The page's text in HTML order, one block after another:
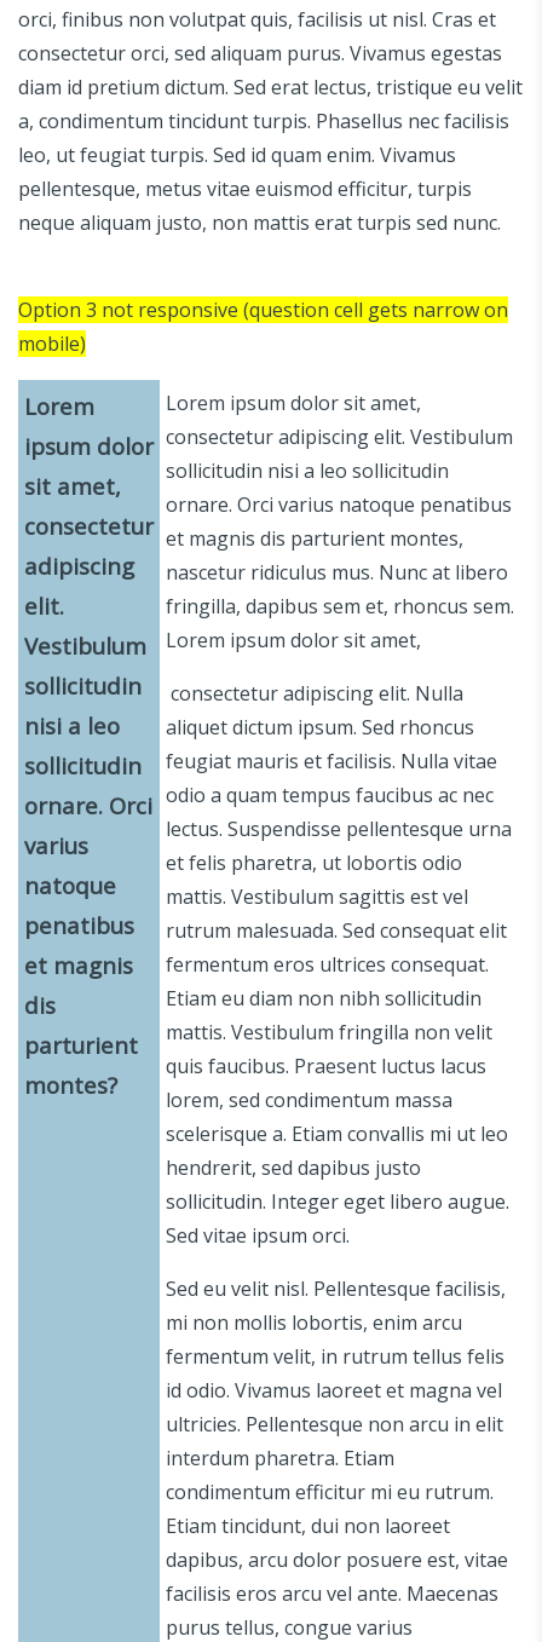
orci, finibus non volutpat quis, facilisis ut nisl. Cras et
consectetur orci, sed aliquam purus. Vivamus egestas
diam id pretium dictum. Sed erat lectus, tristique eu velit
a, condimentum tincidunt turpis. Phasellus nec facilisis
leo, ut feugiat turpis. Sed id quam enim. Vivamus
pellentesque, metus vitae euismod efficitur, turpis
neque aliquam justo, non mattis erat turpis sed nunc.
Option 3 not responsive (question cell gets narrow on
mobile)
Lorem
ipsum dolor
sit amet,
consectetur
adipiscing
elit.
Vestibulum
sollicitudin
nisi a leo
sollicitudin
ornare. Orci
varius
natoque
penatibus
et magnis
dis
parturient
montes?
Lorem ipsum dolor sit amet,
consectetur adipiscing elit. Vestibulum
sollicitudin nisi a leo sollicitudin
ornare. Orci varius natoque penatibus
et magnis dis parturient montes,
nascetur ridiculus mus. Nunc at libero
fringilla, dapibus sem et, rhoncus sem.
Lorem ipsum dolor sit amet,
consectetur adipiscing elit. Nulla
aliquet dictum ipsum. Sed rhoncus
feugiat mauris et facilisis. Nulla vitae
odio a quam tempus faucibus ac nec
lectus. Suspendisse pellentesque urna
et felis pharetra, ut lobortis odio
mattis. Vestibulum sagittis est vel
rutrum malesuada. Sed consequat elit
fermentum eros ultrices consequat.
Etiam eu diam non nibh sollicitudin
mattis. Vestibulum fringilla non velit
quis faucibus. Praesent luctus lacus
lorem, sed condimentum massa
scelerisque a. Etiam convallis mi ut leo
hendrerit, sed dapibus justo
sollicitudin. Integer eget libero augue.
Sed vitae ipsum orci.
Sed eu velit nisl. Pellentesque facilisis,
mi non mollis lobortis, enim arcu
fermentum velit, in rutrum tellus felis
id odio. Vivamus laoreet et magna vel
ultricies. Pellentesque non arcu in elit
interdum pharetra. Etiam
condimentum efficitur mi eu rutrum.
Etiam tincidunt, dui non laoreet
dapibus, arcu dolor posuere est, vitae
facilisis eros arcu vel ante. Maecenas
purus tellus, congue varius